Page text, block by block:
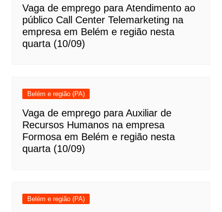
Vaga de emprego para Atendimento ao
público Call Center Telemarketing na
empresa em Belém e região nesta
quarta (10/09)
Belém e região (PA)
Vaga de emprego para Auxiliar de
Recursos Humanos na empresa
Formosa em Belém e região nesta
quarta (10/09)
Belém e região (PA)